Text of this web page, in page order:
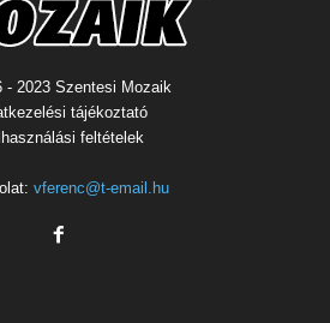
- 2023 Szentesi Mozaik
tájékoztató
feltételek
vferenc@t-email.hu